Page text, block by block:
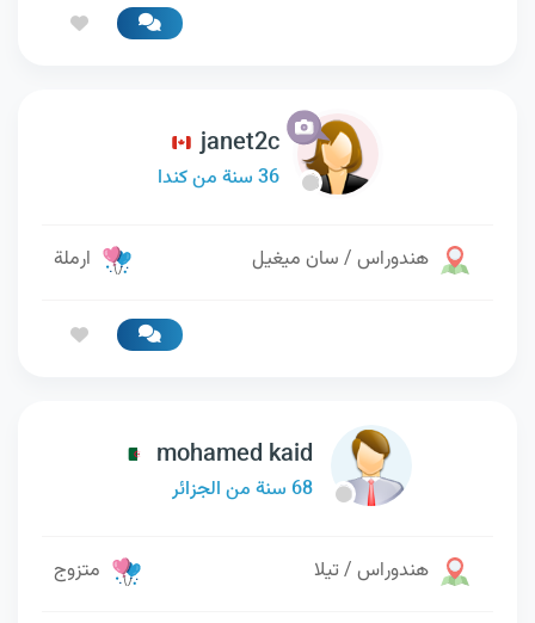
janet2c
36 سنة من كندا
هندوراس / سان ميغيل ارملة
mohamed kaid
68 سنة من الجزائر
هندوراس / تيلا متزوج